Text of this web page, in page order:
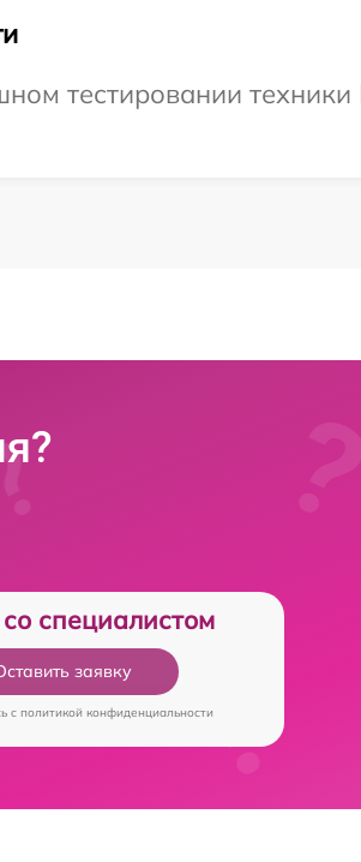
тестировании
специалистом
заявку
c политикой конфиденциальности